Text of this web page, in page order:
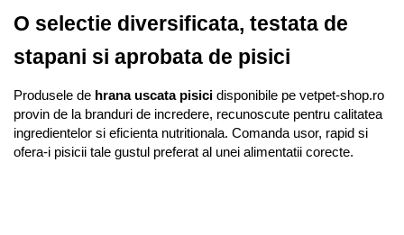
O selectie diversificata, testata de
stapani si aprobata de pisici
Produsele de hrana uscata pisici disponibile pe vetpet-shop.ro
provin de la branduri de incredere, recunoscute pentru calitatea
ingredientelor si eficienta nutritionala. Comanda usor, rapid si
ofera-i pisicii tale gustul preferat al unei alimentatii corecte.